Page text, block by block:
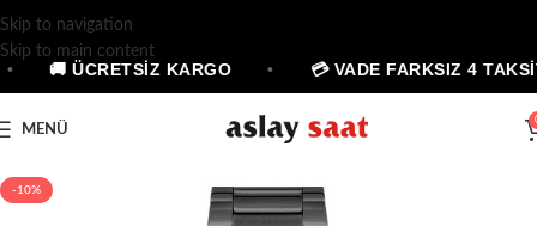
Skip to navigation
Skip to main content
🚚 ÜCRETSİZ KARGO 💳 VADE FARKSIZ 4 TAKSİT
MENÜ
-10%